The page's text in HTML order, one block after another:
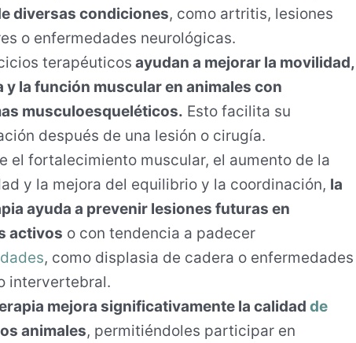
diversas condiciones, como artritis, lesiones
o enfermedades neurológicas.
terapéuticos ayudan a mejorar la movilidad,
y la función muscular en animales con
musculoesqueléticos. Esto facilita su
después de una lesión o cirugía.
el fortalecimiento muscular, el aumento de la
y la mejora del equilibrio y la coordinación, la
ayuda a prevenir lesiones futuras en
activos o con tendencia a padecer
, como displasia de cadera o enfermedades
intervertebral.
mejora significativamente la calidad de
animales, permitiéndoles participar en